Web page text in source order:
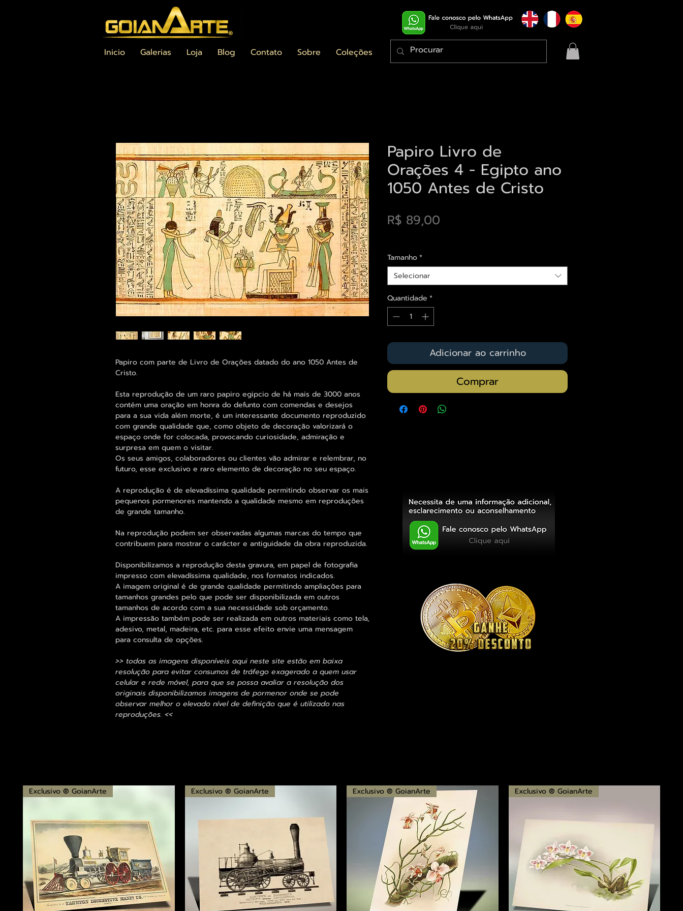
Inicio Galerias Loja Blog Contato Sobre Coleções
Papiro com parte de Livro de Orações datado do ano 1050 Antes de
Cristo.
Esta reprodução de um raro papiro egipcio de há mais de 3000 anos
contém uma oração em honra do defunto com comendas e desejos
para a sua vida além morte, é um interessante documento reproduzido
com grande qualidade que, como objeto de decoração valorizará o
espaço onde for colocada, provocando curiosidade, admiração e
surpresa em quem o visitar.
Os seus amigos, colaboradores ou clientes vão admirar e relembrar, no
futuro, esse exclusivo e raro elemento de decoração no seu espaço.
A reprodução é de elevadíssima qualidade permitindo observar os mais
pequenos pormenores mantendo a qualidade mesmo em reproduções
de grande tamanho.
Na reprodução podem ser observadas algumas marcas do tempo que
contribuem para mostrar o carácter e antiguidade da obra reproduzida.
Disponibilizamos a reprodução desta gravura, em papel de fotografia
impresso com elevadíssima qualidade, nos formatos indicados.
A imagem original é de grande qualidade permitindo ampliações para
tamanhos grandes pelo que pode ser disponibilizada em outros
tamanhos de acordo com a sua necessidade sob orçamento.
A impressão também pode ser realizada em outros materiais como tela,
adesivo, metal, madeira, etc. para esse efeito envie uma mensagem
para consulta de opções.
>> todas as imagens disponíveis aqui neste site estão em baixa
resolução para evitar consumos de tráfego exagerado a quem usar
celular e rede móvel, para que se possa avaliar a resolução dos
originais disponibilizamos imagens de pormenor onde se pode
observar melhor o elevado nível de definição que é utilizado nas
reproduções. <<
Papiro Livro de
Orações 4 - Egipto ano
1050 Antes de Cristo
R$ 89,00
Tamanho*
Selecionar
Quantidade *
Adicionar ao carrinho
Comprar
Exclusivo ® GoianArte Exclusivo ® GoianArte Exclusivo ® GoianArte Exclusivo ® GoianArte